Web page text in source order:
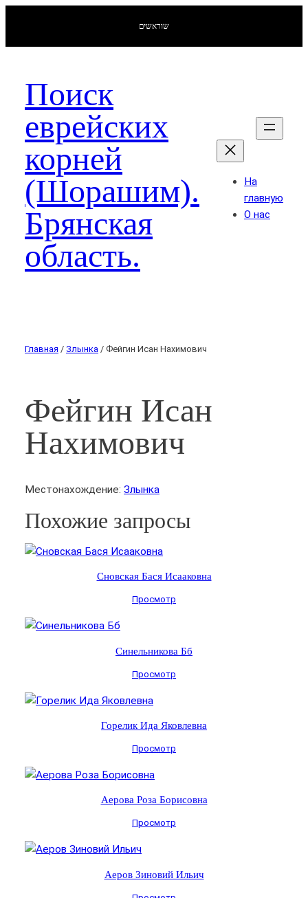
שוראשים
Поиск
еврейских
корней
(Шорашим).
Брянская
область.
На
главную
О нас
Главная / Злынка / Фейгин Исан Нахимович
Фейгин Исан
Нахимович
Местонахождение: Злынка
Похожие запросы
Сновская Бася Исааковна
Просмотр
Синельникова Бб
Просмотр
Горелик Ида Яковлевна
Просмотр
Аерова Роза Борисовна
Просмотр
Аеров Зиновий Ильич